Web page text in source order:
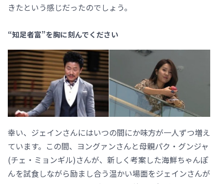
きたという感じだったのでしょう。
“知足者富”を胸に刻んでください
幸い、ジェインさんにはいつの間にか味方が一人ずつ増え
ています。この間、ヨングァンさんと母親パク・グンジャ
(チェ・ミョンギル)さんが、新しく考案した海鮮ちゃんぽ
んを試食しながら励まし合う温かい場面をジェインさんが